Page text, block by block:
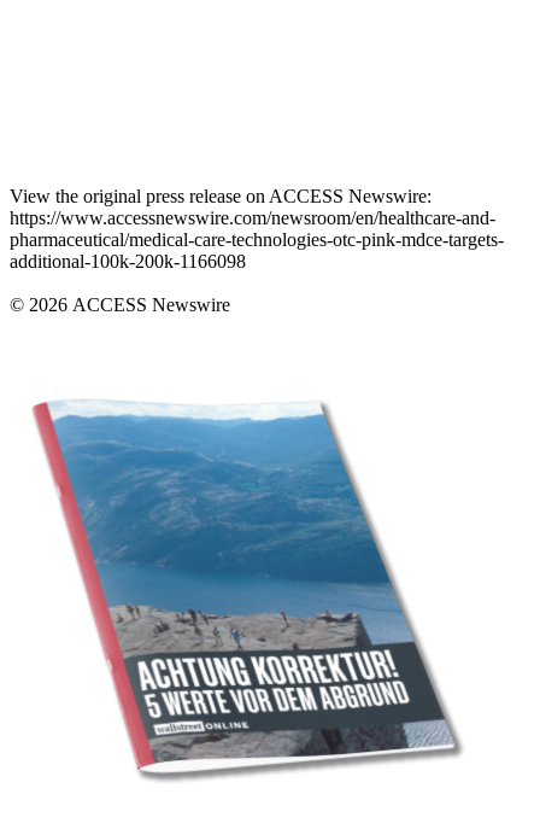
View the original press release on ACCESS Newswire:
https://www.accessnewswire.com/newsroom/en/healthcare-and-
pharmaceutical/medical-care-technologies-otc-pink-mdce-targets-
additional-100k-200k-1166098
© 2026 ACCESS Newswire